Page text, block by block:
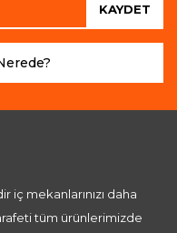
KAYDET
iç mekanlarınızı daha
tüm ürünlerimizde